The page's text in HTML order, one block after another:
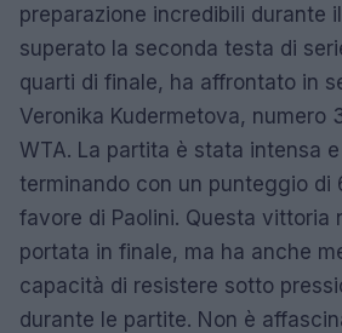
preparazione incredibili durante
superato la seconda testa di
quarti di finale, ha affrontato in
Veronika Kudermetova, numero
WTA. La partita è stata intensa
terminando con un punteggio
favore di Paolini. Questa vittoria
portata in finale, ma ha anche
capacità di resistere sotto
durante le partite. Non è